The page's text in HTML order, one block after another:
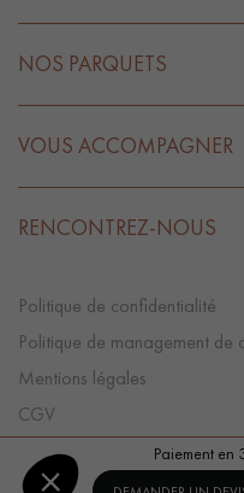
Paiement en
NOS PARQUETS
VOUS ACCOMPAGNER
RENCONTREZ-NOUS
Politique de confidentialité
Politique de management de
Mentions légales
CGV
Préférences Cookies